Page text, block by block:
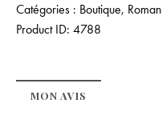
Catégories : Boutique, Roman
Product ID: 4788
MON AVIS